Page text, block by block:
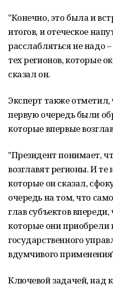
"Конечно, это была и
итогов, и отеческое
расслабляться не надо
тех регионов, которые
сказал он.
Эксперт также отметил,
первую очередь были
которые впервые
"Президент понимает,
возглавят регионы. И те
которые он сказал,
очередь на том, что
глав субъектов
которые они
государственного
вдумчивого
Ключевой задачей, над